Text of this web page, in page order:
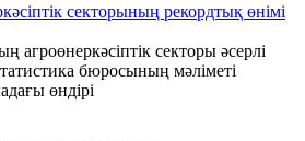
секторының рекордтық өнімі
агроөнеркәсіптік секторы әсерлі
бюросының мәліметі
өндірі